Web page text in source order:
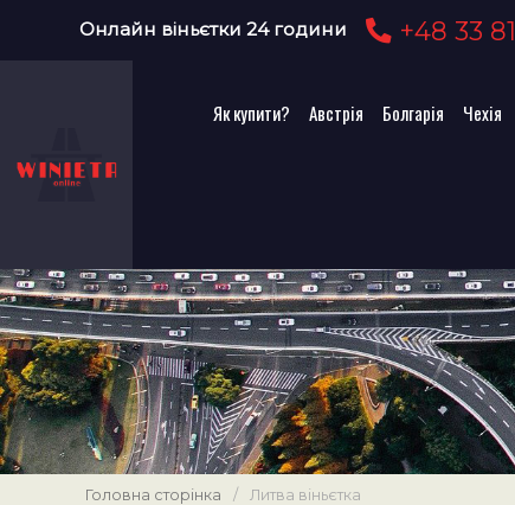
Онлайн віньєтки 24 години +48 33
Як купити? Австрія Болгарія Чехія
Головна сторінка / Литва віньєтка